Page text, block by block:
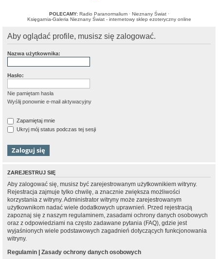
POLECAMY: Radio Paranormalium· Nieznany Świat·
Księgarnia-Galeria Nieznany Świat - internetowy sklep ezoteryczny online
Aby oglądać profile, musisz się zalogować.
Nazwa użytkownika:
Hasło:
Nie pamiętam hasła
Wyślij ponownie e-mail aktywacyjny
Zapamiętaj mnie
Ukryj mój status podczas tej sesji
ZAREJESTRUJ SIĘ
Aby zalogować się, musisz być zarejestrowanym użytkownikiem witryny.
Rejestracja zajmuje tylko chwilę, a znacznie zwiększa możliwości
korzystania z witryny. Administrator witryny może zarejestrowanym
użytkownikom nadać wiele dodatkowych uprawnień. Przed rejestracją
zapoznaj się z naszym regulaminem, zasadami ochrony danych osobowych
oraz z odpowiedziami na często zadawane pytania (FAQ), gdzie jest
wyjaśnionych wiele podstawowych zagadnień dotyczących funkcjonowania
witryny.
Regulamin | Zasady ochrony danych osobowych